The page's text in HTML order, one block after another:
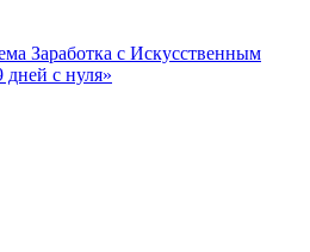
Заработка с Искусственным
дней с нуля»